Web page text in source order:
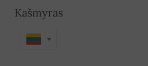
Kašmyras